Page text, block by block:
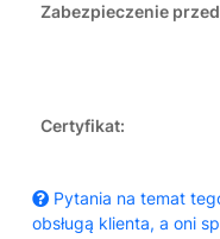
Zabezpieczenie
Certyfikat:
Pytania na temat
obsługą klienta, a oni